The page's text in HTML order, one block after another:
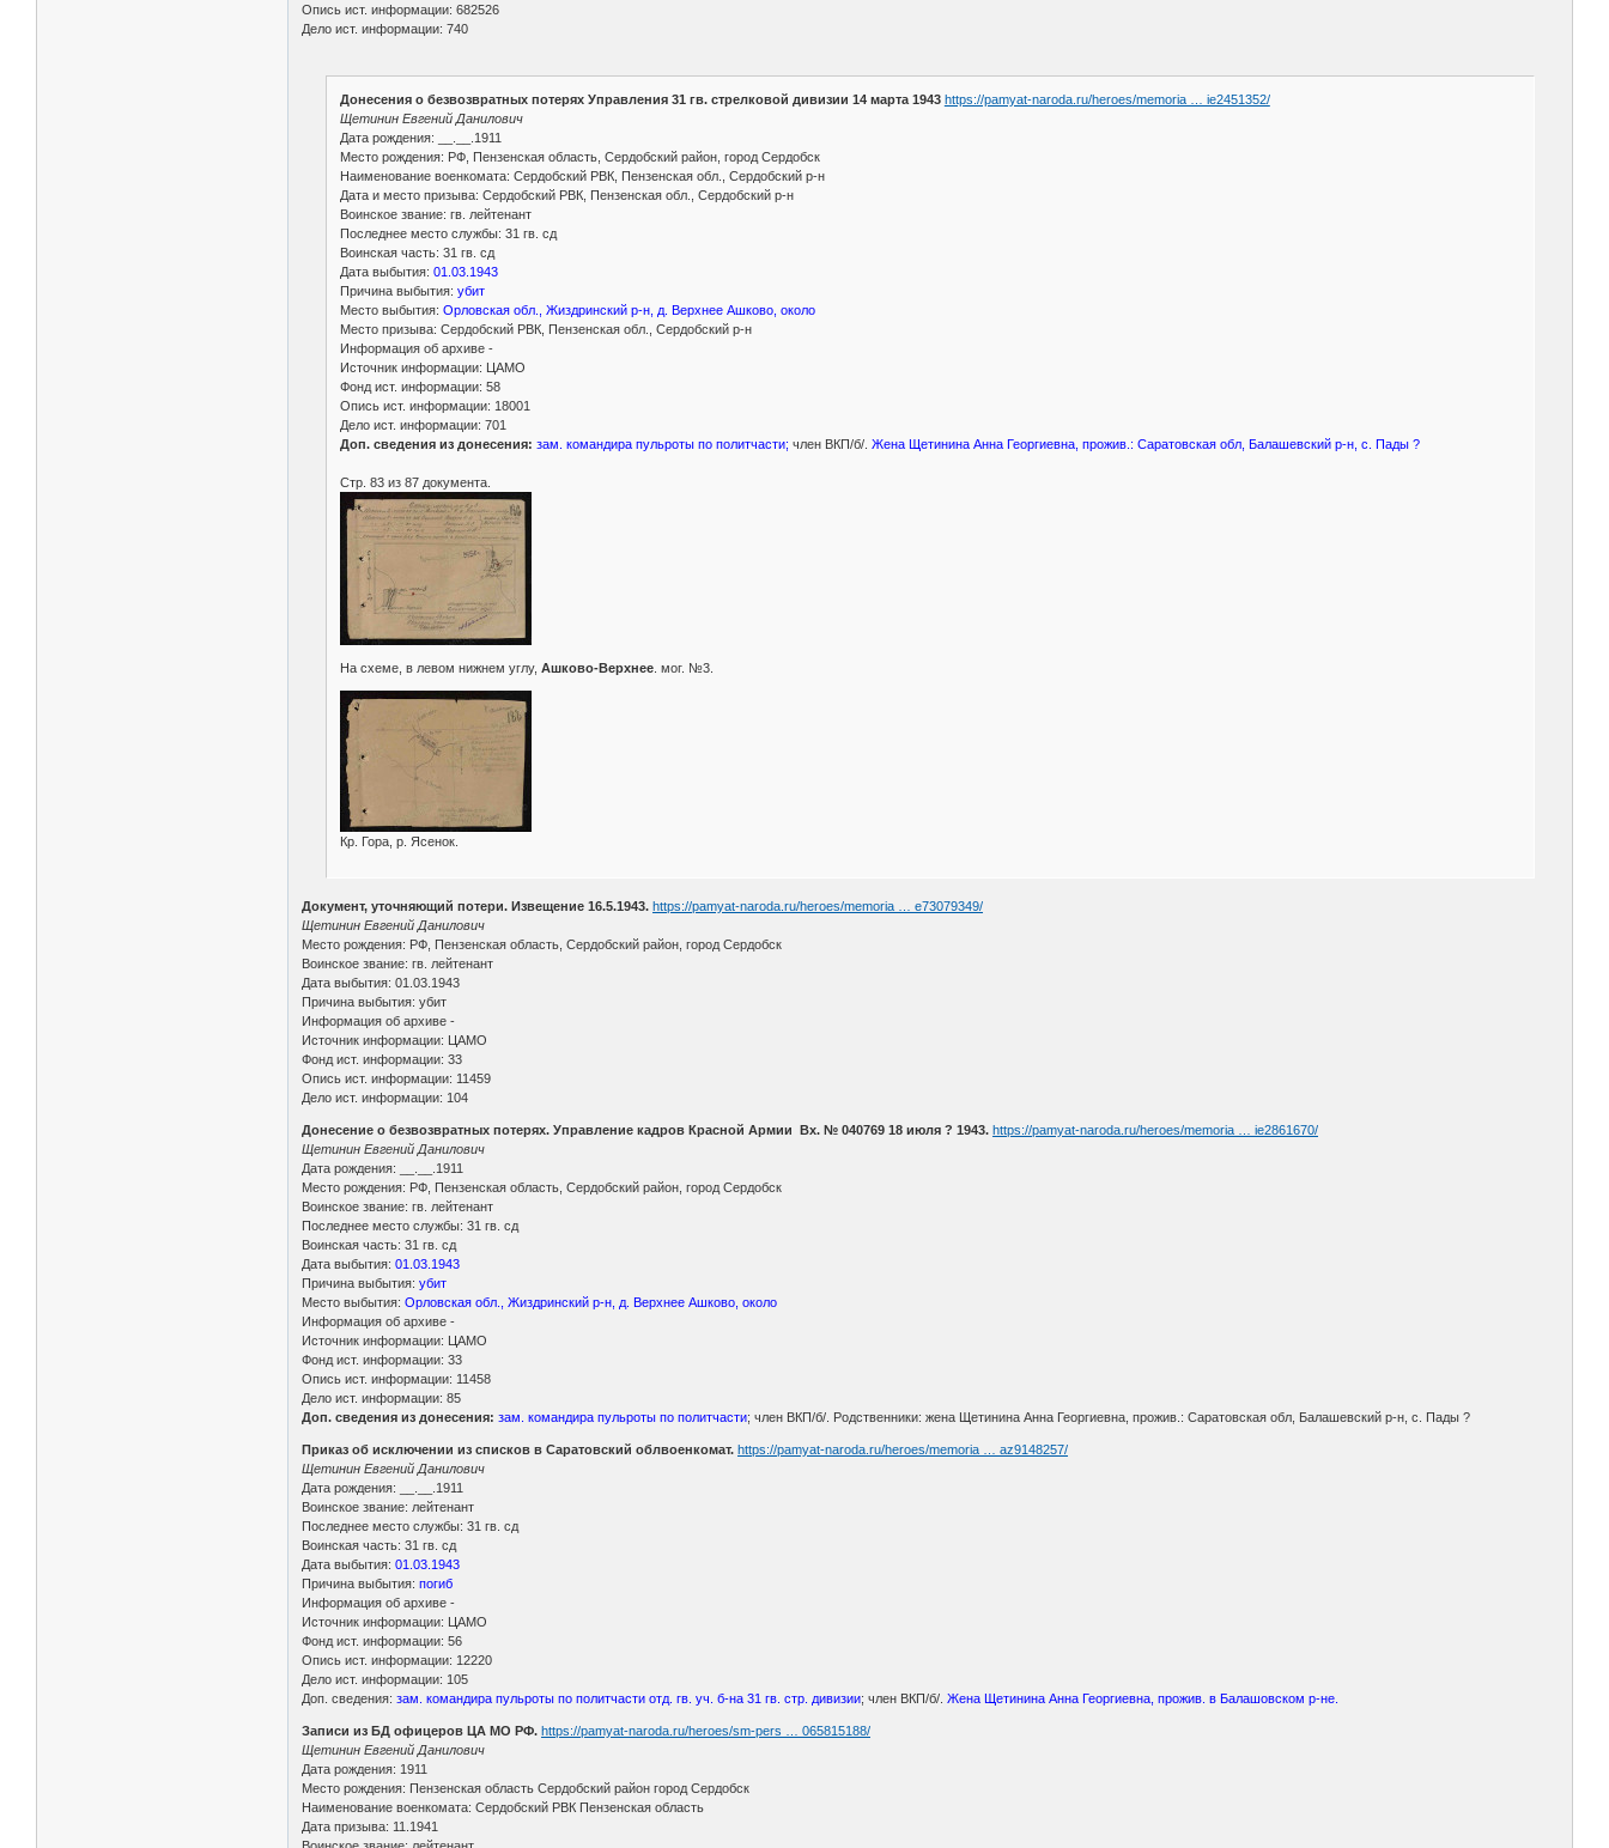
Опись ист. информации: 682526
Дело ист. информации: 740
Донесения о безвозвратных потерях Управления 31 гв. стрелковой дивизии 14 марта 1943 https://pamyat-naroda.ru/heroes/memoria … ie2451352/
Щетинин Евгений Данилович
Дата рождения: __.__.1911
Место рождения: РФ, Пензенская область, Сердобский район, город Сердобск
Наименование военкомата: Сердобский РВК, Пензенская обл., Сердобский р-н
Дата и место призыва: Сердобский РВК, Пензенская обл., Сердобский р-н
Воинское звание: гв. лейтенант
Последнее место службы: 31 гв. сд
Воинская часть: 31 гв. сд
Дата выбытия: 01.03.1943
Причина выбытия: убит
Место выбытия: Орловская обл., Жиздринский р-н, д. Верхнее Ашково, около
Место призыва: Сердобский РВК, Пензенская обл., Сердобский р-н
Информация об архиве -
Источник информации: ЦАМО
Фонд ист. информации: 58
Опись ист. информации: 18001
Дело ист. информации: 701
Доп. сведения из донесения: зам. командира пульроты по политчасти; член ВКП/б/. Жена Щетинина Анна Георгиевна, прожив.: Саратовская обл, Балашевский р-н, с. Пады ?
Стр. 83 из 87 документа.
На схеме, в левом нижнем углу, Ашково-Верхнее. мог. №3.
Кр. Гора, р. Ясенок.
Документ, уточняющий потери. Извещение 16.5.1943. https://pamyat-naroda.ru/heroes/memoria … e73079349/
Щетинин Евгений Данилович
Место рождения: РФ, Пензенская область, Сердобский район, город Сердобск
Воинское звание: гв. лейтенант
Дата выбытия: 01.03.1943
Причина выбытия: убит
Информация об архиве -
Источник информации: ЦАМО
Фонд ист. информации: 33
Опись ист. информации: 11459
Дело ист. информации: 104
Донесение о безвозвратных потерях. Управление кадров Красной Армии Вх. № 040769 18 июля ? 1943. https://pamyat-naroda.ru/heroes/memoria … ie2861670/
Щетинин Евгений Данилович
Дата рождения: __.__.1911
Место рождения: РФ, Пензенская область, Сердобский район, город Сердобск
Воинское звание: гв. лейтенант
Последнее место службы: 31 гв. сд
Воинская часть: 31 гв. сд
Дата выбытия:01.03.1943
Причина выбытия: убит
Место выбытия:Орловская обл., Жиздринский р-н, д. Верхнее Ашково, около
Информация об архиве -
Источник информации: ЦАМО
Фонд ист. информации: 33
Опись ист. информации: 11458
Дело ист. информации: 85
Доп. сведения из донесения: зам. командира пульроты по политчасти; член ВКП/б/. Родственники: жена Щетинина Анна Георгиевна, прожив.: Саратовская обл, Балашевский р-н, с. Пады ?
Приказ об исключении из списков в Саратовский облвоенкомат. https://pamyat-naroda.ru/heroes/memoria … az9148257/
Щетинин Евгений Данилович
Дата рождения: __.__.1911
Воинское звание: лейтенант
Последнее место службы: 31 гв. сд
Воинская часть: 31 гв. сд
Дата выбытия:01.03.1943
Причина выбытия:погиб
Информация об архиве -
Источник информации: ЦАМО
Фонд ист. информации: 56
Опись ист. информации: 12220
Дело ист. информации: 105
Доп. сведения:зам. командира пульроты по политчасти отд. гв. уч. б-на 31 гв. стр. дивизии; член ВКП/б/.Жена Щетинина Анна Георгиевна, прожив. в Балашовском р-не.
Записи из БД офицеров ЦА МО РФ. https://pamyat-naroda.ru/heroes/sm-pers … 065815188/
Щетинин Евгений Данилович
Дата рождения: 1911
Место рождения: Пензенская область Сердобский район город Сердобск
Наименование военкомата: Сердобский РВК Пензенская область
Дата призыва: 11.1941